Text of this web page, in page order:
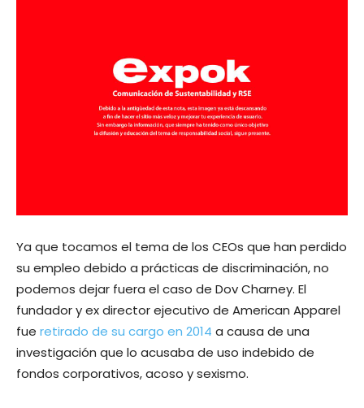
Ya que tocamos el tema de los CEOs que han perdido
su empleo debido a prácticas de discriminación, no
podemos dejar fuera el caso de Dov Charney. El
fundador y ex director ejecutivo de American Apparel
fue retirado de su cargo en 2014 a causa de una
investigación que lo acusaba de uso indebido de
fondos corporativos, acoso y sexismo.